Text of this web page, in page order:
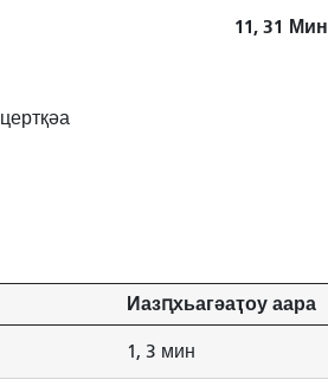
11, 31 Мин
Иазԥхьагәаҭоу аара
1, 3 мин